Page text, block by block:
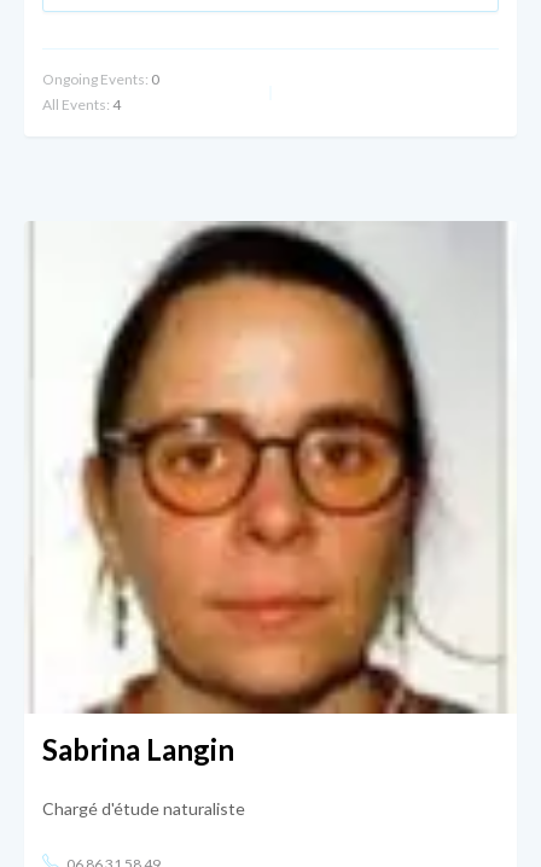
Ongoing Events: 0
All Events: 4
Sabrina Langin
Chargé d'étude naturaliste